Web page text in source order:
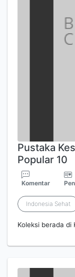
Pustaka
Popular 10
Komentar
Indonesia Sehat
Koleksi berada di